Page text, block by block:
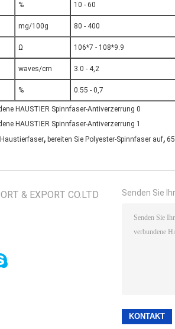
% 10 - 60
mg/100g 80 - 400
Ω 106*7 - 108*9.9
waves/cm 3.0 - 4,2
% 0.55 - 0,7
, bereiten Sie Polyester-Spinnfaser auf,
& EXPORT CO.LTD Senden Sie